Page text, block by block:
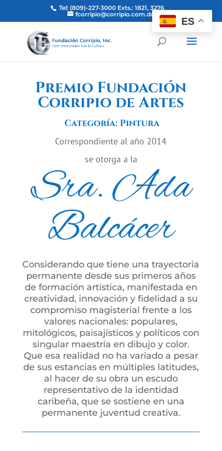
Tel: (809)-227-3000 Exts.: 1821, 3276
fcorripio@corripio.com.do
Premio Fundación
Corripio de Artes
Categoría: Pintura
Correspondiente al año 2014
se otorga a la
Sra. Ada
Balcácer
Considerando que tiene una trayectoria
permanente desde sus primeros años
de formación artística, manifestada en
creatividad, innovación y fidelidad a su
compromiso magisterial frente a los
valores nacionales: populares,
mitológicos, paisajísticos y políticos con
singular maestría en dibujo y color.
Que esa realidad no ha variado a pesar
de sus estancias en múltiples latitudes,
al hacer de su obra un escudo
representativo de la identidad
caribeña, que se sostiene en una
permanente juventud creativa.
ES